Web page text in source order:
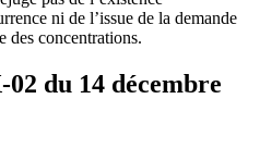
ni de l’issue de la demande
des concentrations.
du 14 décembre